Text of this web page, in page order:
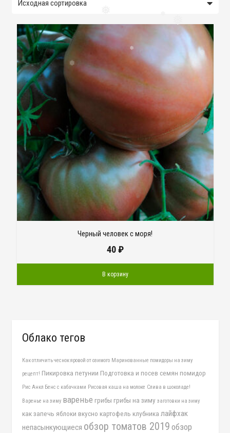
❅
❅
Черный человек с моря!
40₽
В корзину
Облако тегов
Как отличить чеснок яровой от озимого Маринованные помидоры на зиму
рецепт! Пикировка петунии Подготовка и посев семян помидор
Рис Анкл Бенс с кабачками Рисовая каша на молоке Слива в шоколаде!
Варенье на зиму варенье грибы грибы на зиму заготовки на зиму
как запечь яблоки вкусно картофель клубника лайфхак
непасынкующиеся обзор томатов 2019 обзор